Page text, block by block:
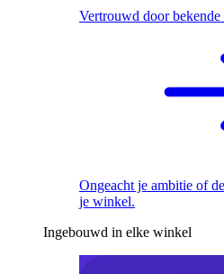
Vertrouwd door bekende
Ongeacht je ambitie of
je winkel.
Ingebouwd in elke winkel